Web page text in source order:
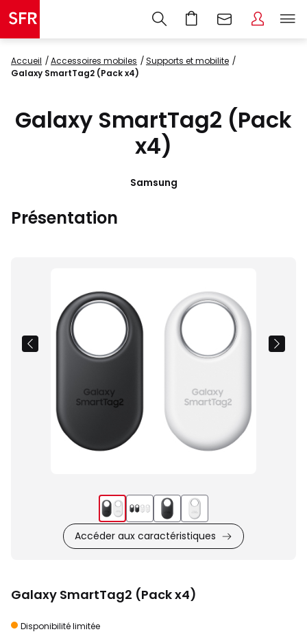
Accueil accessoires mobiles
supports et mobilite
Galaxy SmartTag2 (Pack x4)
Galaxy SmartTag2 (Pack
x4)
Samsung
Présentation
produit
Accéder aux caractéristiques
Galaxy SmartTag2 (Pack x4)
Disponibilité limitée